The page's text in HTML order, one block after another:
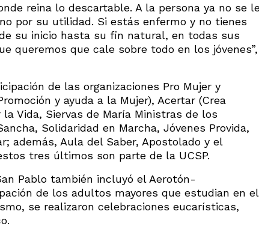
reina lo descartable. A la persona ya no se
por su utilidad. Si estás enfermo y no tienes
su inicio hasta su fin natural, en todas sus
queremos que cale sobre todo en los jóvenes”,
de las organizaciones Pro Mujer y
y ayuda a la Mujer), Acertar (Crea
Vida, Siervas de María Ministras de los
Solidaridad en Marcha, Jóvenes Provida,
además, Aula del Saber, Apostolado y el
tres últimos son parte de la UCSP.
Pablo también incluyó el Aerotón-
de los adultos mayores que estudian en el
se realizaron celebraciones eucarísticas,